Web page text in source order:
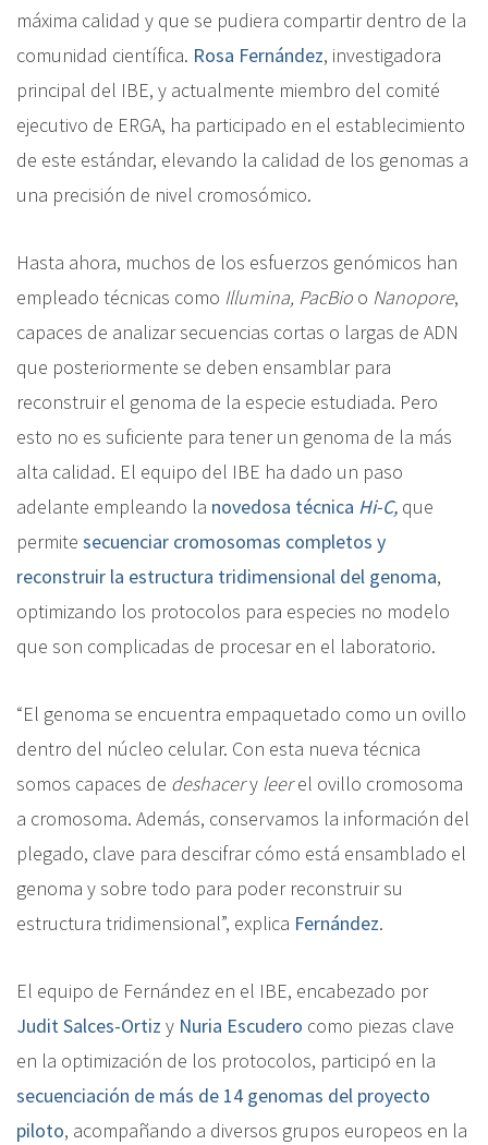
máxima calidad y que se pudiera compartir dentro de la
comunidad científica. Rosa Fernández, investigadora
principal del IBE, y actualmente miembro del comité
ejecutivo de ERGA, ha participado en el establecimiento
de este estándar, elevando la calidad de los genomas a
una precisión de nivel cromosómico.
Hasta ahora, muchos de los esfuerzos genómicos han
empleado técnicas como Illumina, PacBio o Nanopore,
capaces de analizar secuencias cortas o largas de ADN
que posteriormente se deben ensamblar para
reconstruir el genoma de la especie estudiada. Pero
esto no es suficiente para tener un genoma de la más
alta calidad. El equipo del IBE ha dado un paso
adelante empleando la novedosa técnica Hi-C, que
permite secuenciar cromosomas completos y
reconstruir la estructura tridimensional del genoma,
optimizando los protocolos para especies no modelo
que son complicadas de procesar en el laboratorio.
“El genoma se encuentra empaquetado como un ovillo
dentro del núcleo celular. Con esta nueva técnica
somos capaces de deshacery leerel ovillo cromosoma
a cromosoma. Además, conservamos la información del
plegado, clave para descifrar cómo está ensamblado el
genoma y sobre todo para poder reconstruir su
estructura tridimensional”, explica Fernández.
El equipo de Fernández en el IBE, encabezado por
Judit Salces-Ortiz y Nuria Escudero como piezas clave
en la optimización de los protocolos, participó en la
secuenciación de más de 14 genomas del proyecto
piloto, acompañando a diversos grupos europeos en la